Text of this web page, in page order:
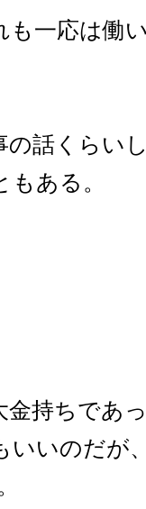
も一応は働
の話くらい
ある。
持ちであ
いいのだが